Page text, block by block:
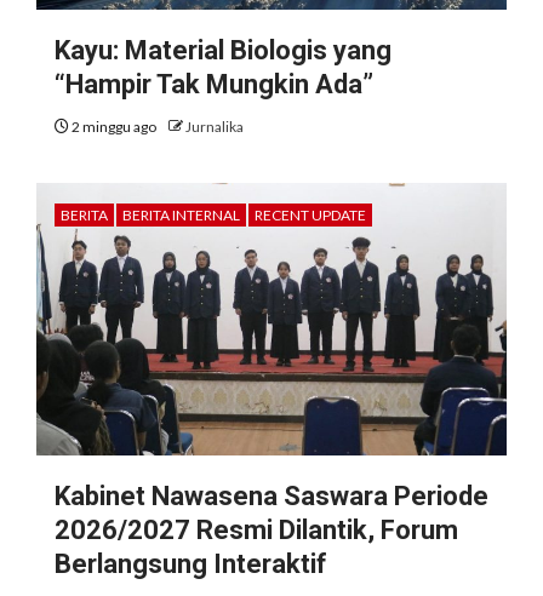
Kayu: Material Biologis yang
“Hampir Tak Mungkin Ada”
2 minggu ago Jurnalika
BERITA BERITA INTERNAL RECENT UPDATE
Kabinet Nawasena Saswara Periode
2026/2027 Resmi Dilantik, Forum
Berlangsung Interaktif